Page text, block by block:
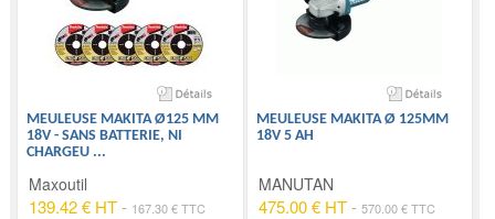
MEULEUSE MAKITA Ø125 MM
18V - SANS BATTERIE, NI
CHARGEU ...
Maxoutil
139.42 € HT - 167.30 € TTC
MEULEUSE MAKITA Ø 125MM
18V 5 AH
MANUTAN
475.00 € HT- 570.00 € TTC